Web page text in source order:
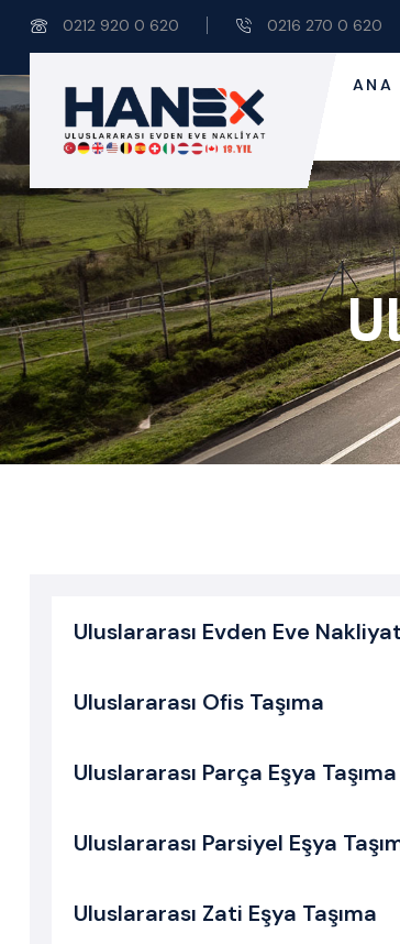
0212 920 0 620 0216 270 0 620
ANA
Uluslararası Evden Eve Nakliyat
Uluslararası Ofis Taşıma
Uluslararası Parça Eşya Taşıma
Uluslararası Parsiyel Eşya
Uluslararası Zati Eşya Taşıma